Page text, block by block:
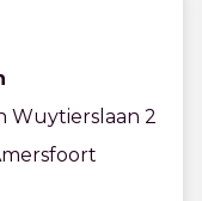
Wuytierslaan 2